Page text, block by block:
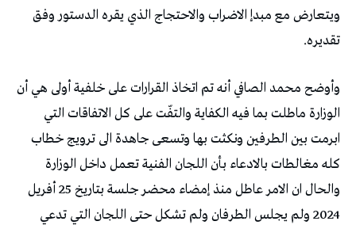
ويتعارض مع مبدإ الاضراب والاحتجاج الذي يقره الدستور وفق
تقديره.
وأوضح محمد الصافي أنه تم اتخاذ القرارات على خلفية أولى هي أن
الوزارة ماطلت بما فيه الكفاية والتفّت على كل الاتفاقات التي
ابرمت بين الطرفين ونكثت بها وتسعى جاهدة الى ترويج خطاب
كله مغالطات بالادعاء بأن اللجان الفنية تعمل داخل الوزارة
والحال ان الامر عاطل منذ إمضاء محضر جلسة بتاريخ 25 أفريل
2024 ولم يجلس الطرفان ولم تشكل حتى اللجان التي تدعي